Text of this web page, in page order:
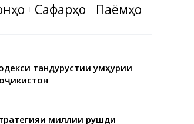
Сафарҳо Паёмҳо
тандурустии Ҷумҳурии
миллии рушди